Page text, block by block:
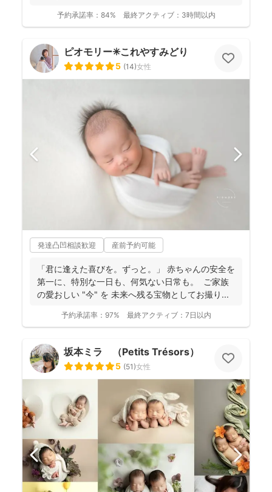
予約承諾率： 84% 最終アクティブ： 3時間以内
ピオモリー✳︎これやすみどり
5 (14)女性
発達凸凹相談歓迎 産前予約可能
「君に逢えた喜びを。ずっと。」 赤ちゃんの安全を
第一に、特別な一日も、何気ない日常も。 ご家族
の愛おしい "今" を 未来へ残る宝物としてお撮り...
予約承諾率： 97% 最終アクティブ： 7日以内
坂本ミラ （Petits Trésors）
5 (51)女性